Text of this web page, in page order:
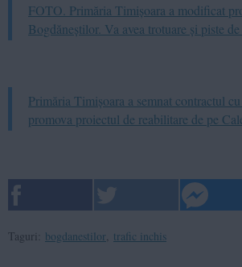
FOTO. Primăria Timișoara a modificat
Bogdăneștilor. Va avea trotuare și piste
Primăria Timișoara a semnat contractul
promova proiectul de reabilitare de pe
Taguri: bogdanestilor trafic inchis